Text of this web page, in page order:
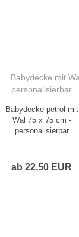
Babydecke petrol mit
Wal 75 x 75 cm -
personalisierbar
ab 22,50 EUR